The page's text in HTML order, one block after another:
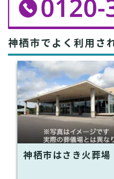
神栖市でよく利用さ
神栖市はさき火葬場